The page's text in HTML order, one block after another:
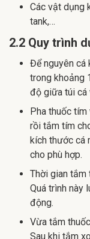
Các vật dụng
tank,…
2.2 Quy trình
Để nguyên cá
trong khoảng
độ giữa túi cá
Pha thuốc
rồi tắm tím
kích thước cá
cho phù hợp.
Thời gian tắm
Quá trình này
động.
Vừa tắm
Sau khi tắm